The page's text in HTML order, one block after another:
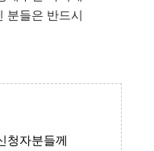
분들은 반드시
청자분들께